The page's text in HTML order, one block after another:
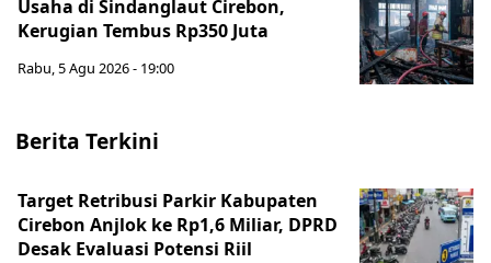
Usaha di Sindanglaut Cirebon,
Kerugian Tembus Rp350 Juta
Rabu, 5 Agu 2026 - 19:00
Berita Terkini
Target Retribusi Parkir Kabupaten
Cirebon Anjlok ke Rp1,6 Miliar, DPRD
Desak Evaluasi Potensi Riil